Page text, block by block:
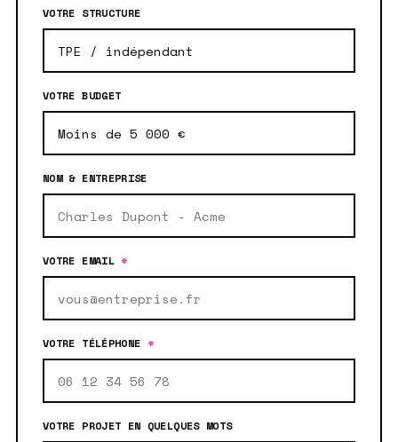
VOTRE STRUCTURE
VOTRE BUDGET
NOM & ENTREPRISE
VOTRE EMAIL *
VOTRE TÉLÉPHONE *
VOTRE PROJET EN QUELQUES MOTS